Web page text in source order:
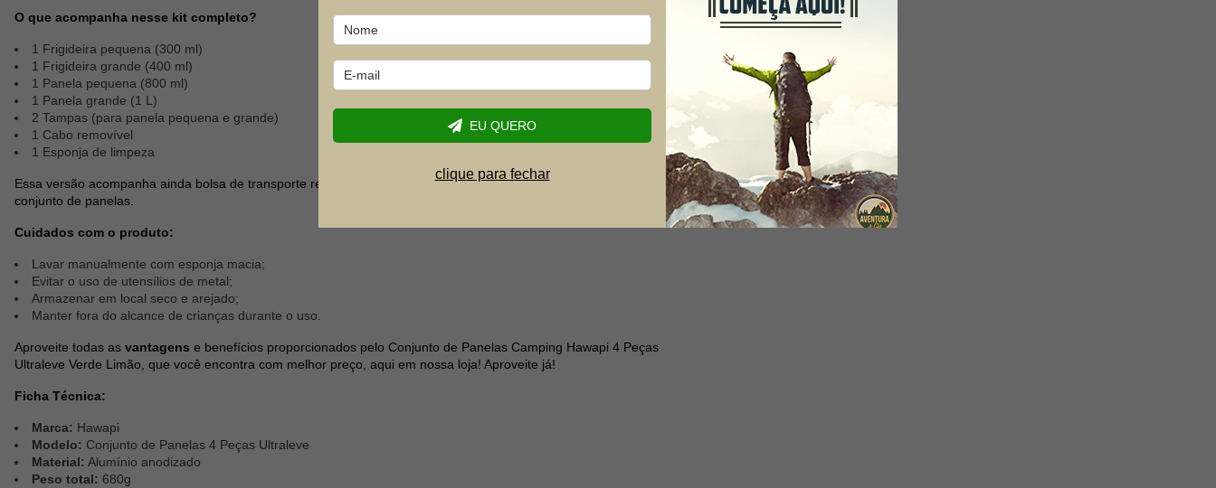
O que acompanha nesse kit completo?
1 Frigideira pequena (300 ml)
1 Frigideira grande (400 ml)
1 Panela pequena (800 ml)
1 Panela grande (1 L)
2 Tampas (para panela pequena e grande)
1 Cabo removível
1 Esponja de limpeza
Essa versão acompanha ainda bolsa de transporte resistente, protegendo o conjunto e facilitando no manuseio do seu
conjunto de panelas.
Cuidados com o produto:
Lavar manualmente com esponja macia;
Evitar o uso de utensílios de metal;
Armazenar em local seco e arejado;
Manter fora do alcance de crianças durante o uso.
Aproveite todas as vantagens e benefícios proporcionados pelo Conjunto de Panelas Camping Hawapi 4 Peças
Ultraleve Verde Limão, que você encontra com melhor preço, aqui em nossa loja! Aproveite já!
Ficha Técnica:
Marca: Hawapi
Modelo: Conjunto de Panelas 4 Peças Ultraleve
Material: Alumínio anodizado
Peso total: 680g
EU QUERO
clique para fechar